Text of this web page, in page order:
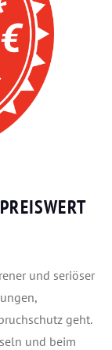
und seriöser
geht.
und beim